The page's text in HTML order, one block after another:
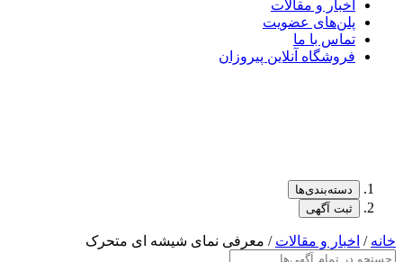
اخبار و مقالات
پلن‌های عضویت
تماس با ما
فروشگاه آنلاین پیروزان
دسته‌بندی‌ها
ثبت آگهی
خانه / اخبار و مقالات / معرفی نمای شیشه ای متحرک